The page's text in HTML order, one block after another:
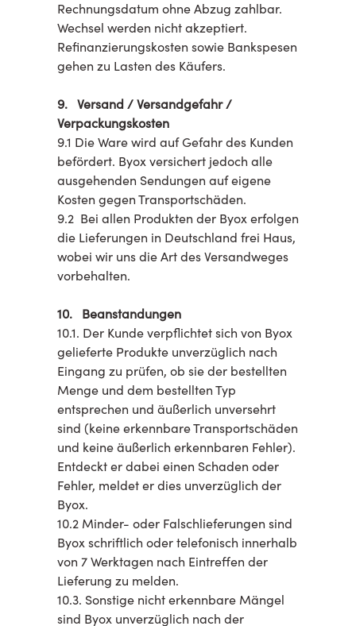
Rechnungsdatum ohne Abzug zahlbar.
Wechsel werden nicht akzeptiert.
Refinanzierungskosten sowie Bankspesen
gehen zu Lasten des Käufers.
9. Versand / Versandgefahr /
Verpackungskosten
9.1 Die Ware wird auf Gefahr des Kunden
befördert. Byox versichert jedoch alle
ausgehenden Sendungen auf eigene
Kosten gegen Transportschäden.
9.2 Bei allen Produkten der Byox erfolgen
die Lieferungen in Deutschland frei Haus,
wobei wir uns die Art des Versandweges
vorbehalten.
10. Beanstandungen
10.1. Der Kunde verpflichtet sich von Byox
gelieferte Produkte unverzüglich nach
Eingang zu prüfen, ob sie der bestellten
Menge und dem bestellten Typ
entsprechen und äußerlich unversehrt
sind (keine erkennbare Transportschäden
und keine äußerlich erkennbaren Fehler).
Entdeckt er dabei einen Schaden oder
Fehler, meldet er dies unverzüglich der
Byox.
10.2 Minder- oder Falschlieferungen sind
Byox schriftlich oder telefonisch innerhalb
von 7 Werktagen nach Eintreffen der
Lieferung zu melden.
10.3. Sonstige nicht erkennbare Mängel
sind Byox unverzüglich nach der